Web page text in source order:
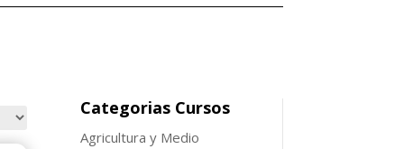
Categorias Cursos
Agricultura y Medio